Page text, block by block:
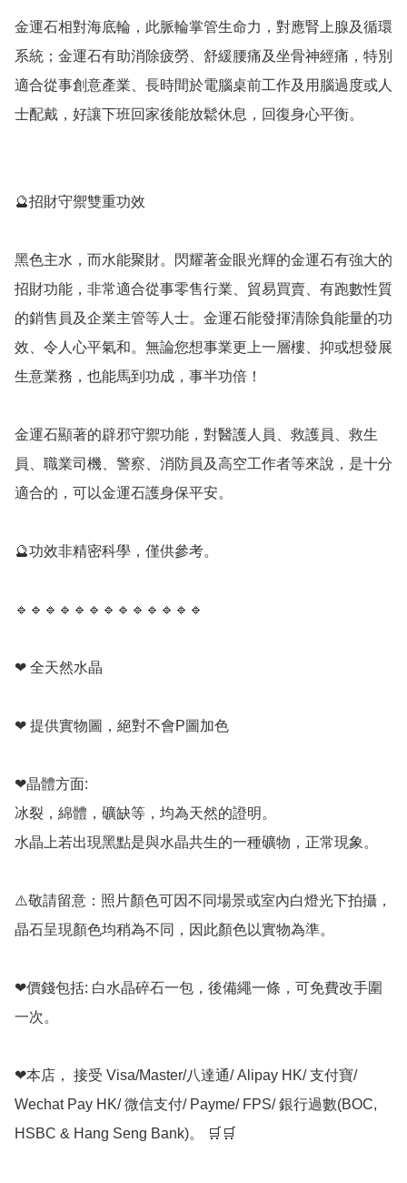
金運石相對海底輪，此脈輪掌管生命力，對應腎上腺及循環
系統；金運石有助消除疲勞、舒緩腰痛及坐骨神經痛，特別
適合從事創意產業、長時間於電腦桌前工作及用腦過度或人
士配戴，好讓下班回家後能放鬆休息，回復身心平衡。
🔮招財守禦雙重功效
黑色主水，而水能聚財。閃耀著金眼光輝的金運石有強大的
招財功能，非常適合從事零售行業、貿易買賣、有跑數性質
的銷售員及企業主管等人士。金運石能發揮清除負能量的功
效、令人心平氣和。無論您想事業更上一層樓、抑或想發展
生意業務，也能馬到功成，事半功倍！
金運石顯著的辟邪守禦功能，對醫護人員、救護員、救生
員、職業司機、警察、消防員及高空工作者等來說，是十分
適合的，可以金運石護身保平安。
🔮功效非精密科學，僅供參考。
🔹️🔹️🔹️🔹️🔹️🔹️🔹️🔹️🔹️🔹️🔹️🔹️🔹️
❤ 全天然水晶
❤ 提供實物圖，絕對不會P圖加色
❤晶體方面:
冰裂，綿體，礦缺等，均為天然的證明。
水晶上若出現黑點是與水晶共生的一種礦物，正常現象。
⚠️敬請留意：照片顏色可因不同場景或室內白燈光下拍攝，
晶石呈現顏色均稍為不同，因此顏色以實物為準。
❤價錢包括: 白水晶碎石一包，後備繩一條，可免費改手圍
一次。
❤本店， 接受 Visa/Master/八達通/ Alipay HK/ 支付寶/
Wechat Pay HK/ 微信支付/ Payme/ FPS/ 銀行過數(BOC,
HSBC & Hang Seng Bank)。 🛒🛒